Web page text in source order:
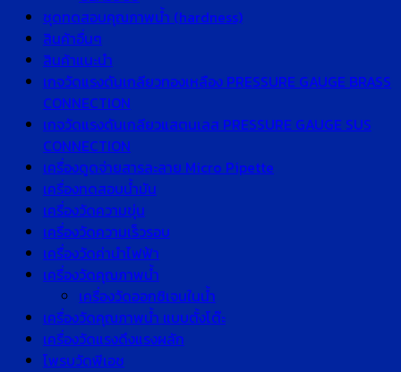
ชุดทดสอบคุณภาพน้ำ (hardness)
สินค้าอื่นๆ
สินค้าแนะนำ
เกจวัดแรงดันเกลียวทองเหลือง PRESSURE GAUGE BRASS
CONNECTION
เกจวัดแรงดันเกลียวแสตนเลส PRESSURE GAUGE SUS
CONNECTION
เครื่องดูดจ่ายสารละลาย Micro Pipette
เครื่องทดสอบน้ำมัน
เครื่องวัดความขุ่น
เครื่องวัดความเร็วรอบ
เครื่องวัดค่านำไฟฟ้า
เครื่องวัดคุณภาพน้ำ
เครื่องวัดออกซิเจนในน้ำ
เครื่องวัดคุณภาพน้ำ แบบตั้งโต๊ะ
เครื่องวัดแรงดึงแรงผลัก
โพรบวัดพีเอช